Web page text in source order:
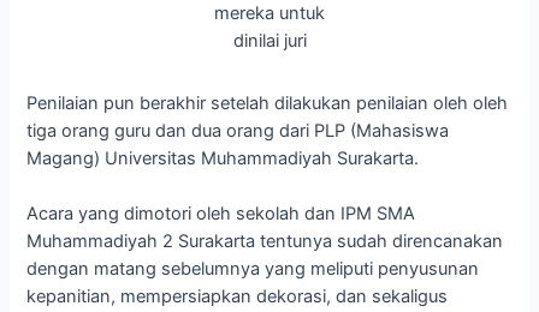
mereka untuk
dinilai juri
Penilaian pun berakhir setelah dilakukan penilaian oleh oleh
tiga orang guru dan dua orang dari PLP (Mahasiswa
Magang) Universitas Muhammadiyah Surakarta.
Acara yang dimotori oleh sekolah dan IPM SMA
Muhammadiyah 2 Surakarta tentunya sudah direncanakan
dengan matang sebelumnya yang meliputi penyusunan
kepanitian, mempersiapkan dekorasi, dan sekaligus